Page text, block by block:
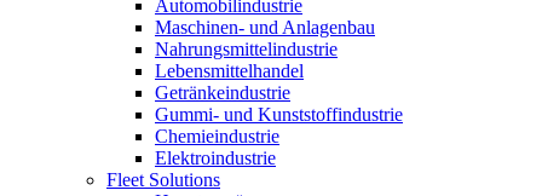
Automobilindustrie
Maschinen- und Anlagenbau
Nahrungsmittelindustrie
Lebensmittelhandel
Getränkeindustrie
Gummi­- und Kunststoffindustrie
Chemieindustrie
Elektroindustrie
Fleet Solutions